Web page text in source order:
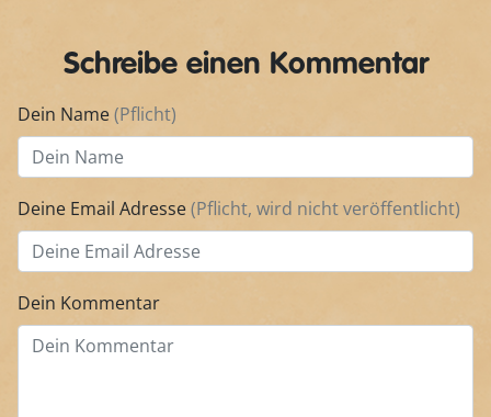
Schreibe einen Kommentar
Dein Name(Pflicht)
Deine Email Adresse(Pflicht, wird nicht veröffentlicht)
Dein Kommentar